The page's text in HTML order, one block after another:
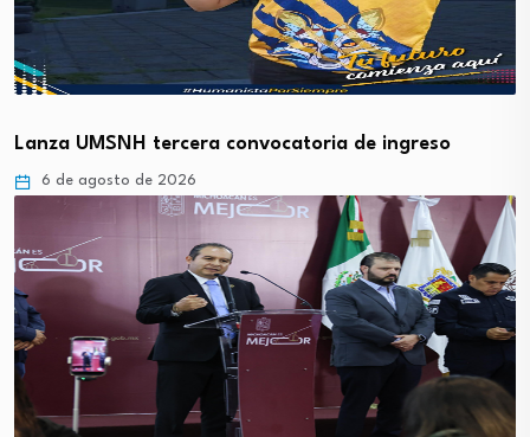
Lanza UMSNH tercera convocatoria de ingreso
6 de agosto de 2026